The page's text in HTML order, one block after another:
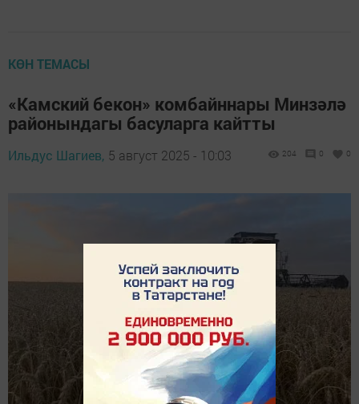
КӨН ТЕМАСЫ
«Камский бекон» комбайннары Минзәлә
районындагы басуларга кайтты
Ильдус Шагиев, 5 август 2025 - 10:03 204 0 0